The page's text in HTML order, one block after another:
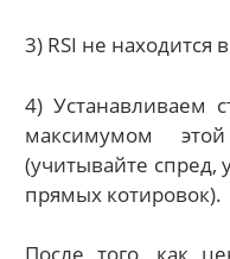
3) RSI не находится
4) Устанавливаем
максимумом
(учитывайте
прямых котировок).